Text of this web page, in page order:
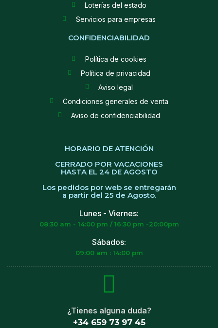
Loterías del estado
Servicios para empresas
CONFIDENCIABILIDAD
Política de cookies
Política de privacidad
Aviso legal
Condiciones generales de venta
Aviso de confidenciabilidad
HORARIO DE ATENCIÓN
CERRADO POR VACACIONES
HASTA EL 24 DE AGOSTO
Los pedidos por web se entregarán
a partir del 25 de Agosto.
Lunes - Viernes:
08:30 am - 14:00 pm / 16:30 pm -20:00pm
Sábados:
09:00 am : 14:00 pm
¿Tienes alguna duda?
+34 659 73 97 45